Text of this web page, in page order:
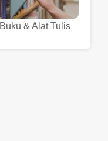
Buku & Alat Tulis